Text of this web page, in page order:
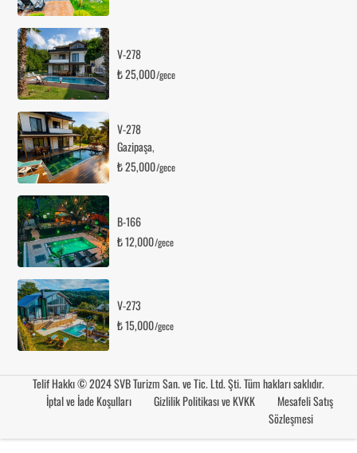
V-278
₺ 25,000/gece
V-278
Gazipaşa,
₺ 25,000/gece
B-166
₺ 12,000/gece
V-273
₺ 15,000/gece
Telif Hakkı © 2024 SVB Turizm San. ve Tic. Ltd. Şti. Tüm hakları saklıdır.
İptal ve İade Koşulları
Gizlilik Politikası ve KVKK
Mesafeli Satış
Sözleşmesi